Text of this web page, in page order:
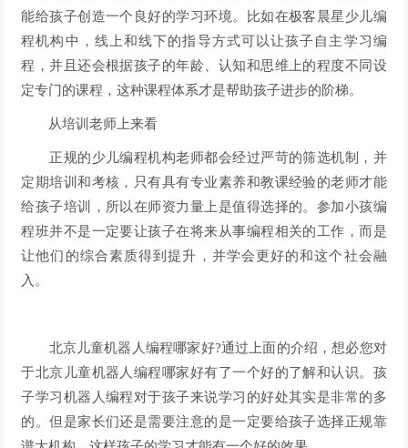
能给孩子创造一个良好的学习环境。比如在极客晨星少儿编
程机构中，线上和线下的指导方式可以让孩子自主学习编
程，并且还会根据孩子的年龄、认知和思维上的程度不同设
定专门的课程，这种课程体系才是帮助孩子进步的阶梯。
从培训老师上来看
正规的少儿编程机构老师都会经过严苛的筛选机制，并
定期培训和考核，只有具有专业素养和教课经验的老师才能
给孩子培训，所以在师资力量上是值得选择的。参加小孩编
程班并不是一定要让孩子在将来从事编程相关的工作，而是
让他们的综合素质得到提升，并学会更好的和这个社会融
入。
北京儿童机器人编程哪家好?通过上面的介绍，想必您对
于北京儿童机器人编程哪家好有了一个好的了解和认识。孩
子学习机器人编程对于孩子来说学习的好处其实是非常的多
的。但是家长们还是需要注意的是一定要给孩子选择正规靠